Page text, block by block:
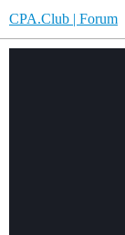
CPA.Club | Forum